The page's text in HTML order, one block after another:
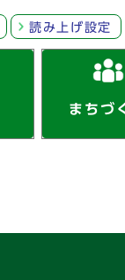
読み上げ設定
まちづ